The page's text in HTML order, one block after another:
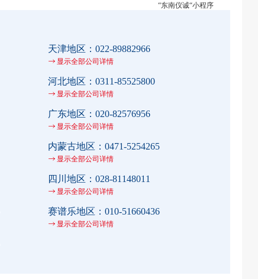
“东南仪诚“小程序
天津地区：022-89882966
显示全部公司详情
河北地区：0311-85525800
显示全部公司详情
广东地区：020-82576956
显示全部公司详情
内蒙古地区：0471-5254265
显示全部公司详情
四川地区：028-81148011
显示全部公司详情
赛谱乐地区：010-51660436
显示全部公司详情